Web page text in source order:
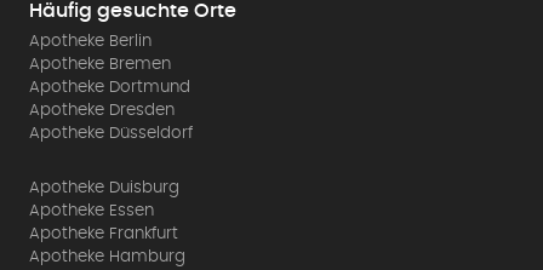
Häufig gesuchte Orte
Apotheke Berlin
Apotheke Bremen
Apotheke Dortmund
Apotheke Dresden
Apotheke Düsseldorf
Apotheke Duisburg
Apotheke Essen
Apotheke Frankfurt
Apotheke Hamburg